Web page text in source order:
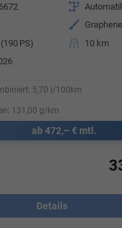
Getriebe
Außenfarbe
PS) Kilometerstand
10 km
5,70 l/100km
131,00 g/km
ab 472,– € mtl.
Details